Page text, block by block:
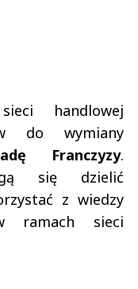
handlowej
do wymiany
Franczyzy.
się dzielić
z wiedzy
ramach sieci